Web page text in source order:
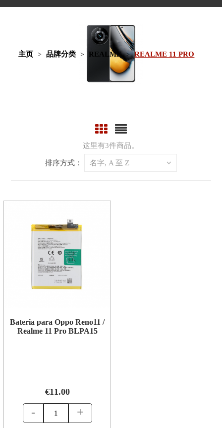
主页 品牌分类 REALME REALME 11 PRO
这里有3件商品。
排序方式： 名字, A 至 Z
Bateria para Oppo Reno11 /
Realme 11 Pro BLPA15
€11.00
- +